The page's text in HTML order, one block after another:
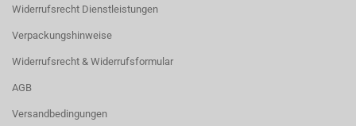
Widerrufsrecht Dienstleistungen
Verpackungshinweise
Widerrufsrecht & Widerrufsformular
AGB
Versandbedingungen